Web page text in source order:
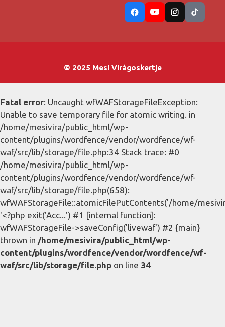
© 2025 Mesi Virágoskertje
Fatal error: Uncaught wfWAFStorageFileException:
Unable to save temporary file for atomic writing. in
/home/mesivira/public_html/wp-
content/plugins/wordfence/vendor/wordfence/wf-
waf/src/lib/storage/file.php:34 Stack trace: #0
/home/mesivira/public_html/wp-
content/plugins/wordfence/vendor/wordfence/wf-
waf/src/lib/storage/file.php(658):
wfWAFStorageFile::atomicFilePutContents('/home/
'<?php exit('Acc...') #1 [internal function]:
wfWAFStorageFile->saveConfig('livewaf') #2 {main}
thrown in /home/mesivira/public_html/wp-
content/plugins/wordfence/vendor/wordfence/wf-
waf/src/lib/storage/file.php on line 34